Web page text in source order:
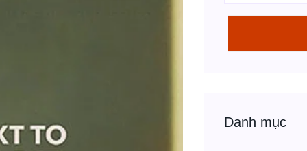
Danh mục